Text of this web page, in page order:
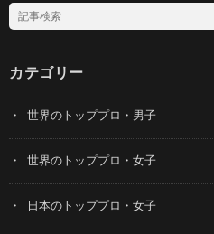
カテゴリー
世界のトッププロ・男子
世界のトッププロ・女子
日本のトッププロ・女子